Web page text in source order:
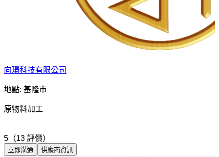
向璟科技有限公司
地點: 基隆市
原物料加工
5（13 評價）
立即溝通 供應商資訊